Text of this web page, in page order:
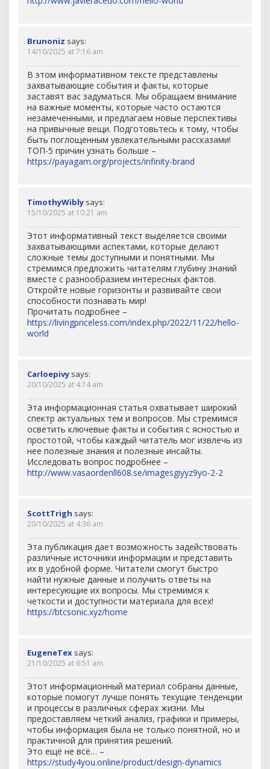
Brunoniz says:
14/10/2025 at 7:16 am
В этом информативном тексте представлены
захватывающие события и факты, которые
заставят вас задуматься. Мы обращаем внимание
на важные моменты, которые часто остаются
незамеченными, и предлагаем новые перспективы
на привычные вещи. Подготовьтесь к тому, чтобы
быть поглощенным увлекательными рассказами!
ТОП-5 причин узнать больше –
https://payagam.org/projects/infinity-brand
TimothyWibly says:
15/10/2025 at 10:21 am
Этот информативный текст выделяется своими
захватывающими аспектами, которые делают
сложные темы доступными и понятными. Мы
стремимся предложить читателям глубину знаний
вместе с разнообразием интересных фактов.
Откройте новые горизонты и развивайте свои
способности познавать мир!
Прочитать подробнее –
https://livingpriceless.com/index.php/2022/11/22/hello-
world
Carloepivy says:
20/10/2025 at 4:14 am
Эта информационная статья охватывает широкий
спектр актуальных тем и вопросов. Мы стремимся
осветить ключевые факты и события с ясностью и
простотой, чтобы каждый читатель мог извлечь из
нее полезные знания и полезные инсайты.
Исследовать вопрос подробнее –
http://www.vasaordenll608.se/imagesgiyyz9yo-2-2
ScottTrigh says:
20/10/2025 at 4:36 am
Эта публикация дает возможность задействовать
различные источники информации и представить
их в удобной форме. Читатели смогут быстро
найти нужные данные и получить ответы на
интересующие их вопросы. Мы стремимся к
четкости и доступности материала для всех!
https://btcsonic.xyz/home
EugeneTex says:
21/10/2025 at 6:51 am
Этот информационный материал собраны данные,
которые помогут лучше понять текущие тенденции
и процессы в различных сферах жизни. Мы
предоставляем четкий анализ, графики и примеры,
чтобы информация была не только понятной, но и
практичной для принятия решений.
Это ещё не всё… –
https://study4you.online/product/design-dynamics